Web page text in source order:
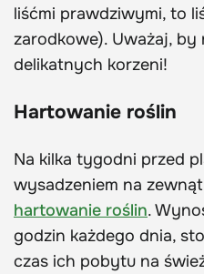
liśćmi prawdziwymi, to
zarodkowe). Uważaj, by
delikatnych korzeni!
Hartowanie roślin
Na kilka tygodni przed
wysadzeniem na
hartowanie roślin.
godzin każdego dnia,
czas ich pobytu na